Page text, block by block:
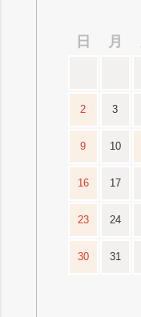
日
月
2 3
9 10
16 17
23 24
30 31